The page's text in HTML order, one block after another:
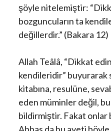
şöyle nitelemiştir:
bozguncuların ta
değillerdir.” (Bakara 12)
Allah Teâlâ, “Dikkat
kendileridir” buyurarak
kitabına, resulüne,
eden müminler değil,
bildirmiştir. Fakat onlar